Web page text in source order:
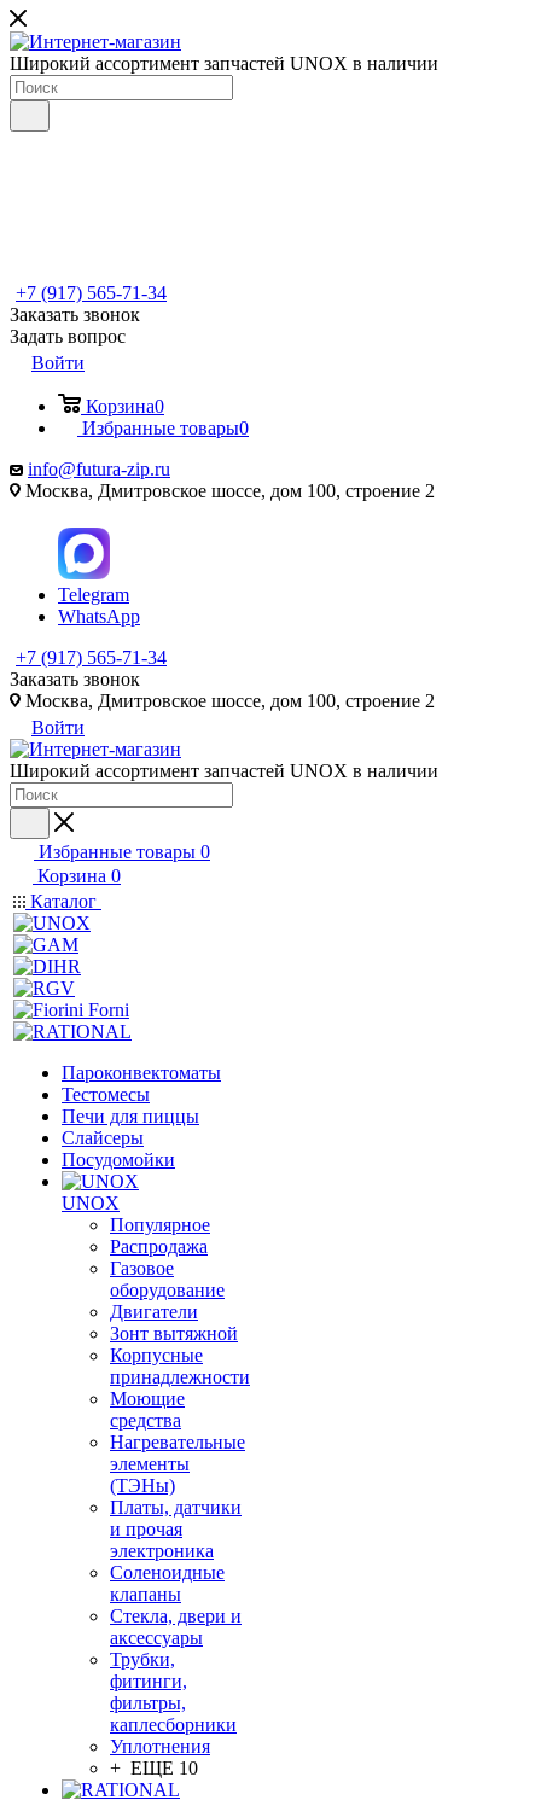
Широкий ассортимент запчастей UNOX в наличии
+7 (917) 565-71-34
Заказать звонок
Задать вопрос
Войти
Корзина0
Избранные товары0
info@futura-zip.ru
Москва, Дмитровское шоссе, дом 100, строение 2
Telegram
WhatsApp
+7 (917) 565-71-34
Заказать звонок
Москва, Дмитровское шоссе, дом 100, строение 2
Войти
Широкий ассортимент запчастей UNOX в наличии
Избранные товары 0
Корзина 0
Каталог
Пароконвектоматы
Тестомесы
Печи для пиццы
Слайсеры
Посудомойки
UNOX
Популярное
Распродажа
Газовое
оборудование
Двигатели
Зонт вытяжной
Корпусные
принадлежности
Моющие
средства
Нагревательные
элементы
(ТЭНы)
Платы, датчики
и прочая
электроника
Соленоидные
клапаны
Стекла, двери и
аксессуары
Трубки,
фитинги,
фильтры,
каплесборники
Уплотнения
+ ЕЩЕ 10